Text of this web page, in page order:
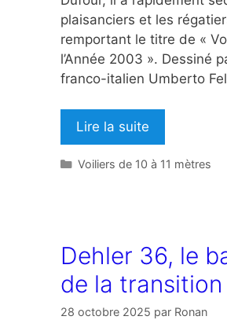
plaisanciers et les
remportant le titre de «
l’Année 2003 ». Dessiné
franco-italien Umberto
Lire la suite
Catégories
Voiliers de 10 à 11 mètres
Dehler 36, le
de la transition
28 octobre 2025 par Ronan